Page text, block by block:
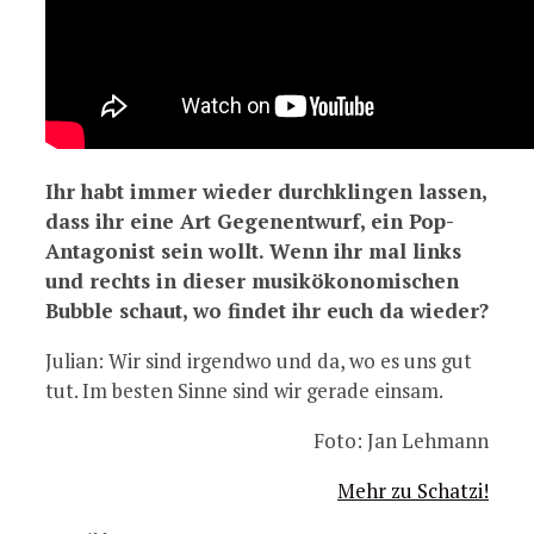
Ihr habt immer wieder durchklingen lassen,
dass ihr eine Art Gegenentwurf, ein Pop-
Antagonist sein wollt. Wenn ihr mal links
und rechts in dieser musikökonomischen
Bubble schaut, wo findet ihr euch da wieder?
Julian: Wir sind irgendwo und da, wo es uns gut
tut. Im besten Sinne sind wir gerade einsam.
Foto: Jan Lehmann
Mehr zu Schatzi!